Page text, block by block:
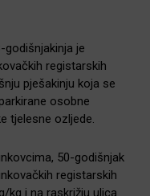
godišnjakinja je
registarskih
pješakinju koja se
osobne
tjelesne ozljede.
50-godišnjak
registarskih
kg i na raskrižju ulica